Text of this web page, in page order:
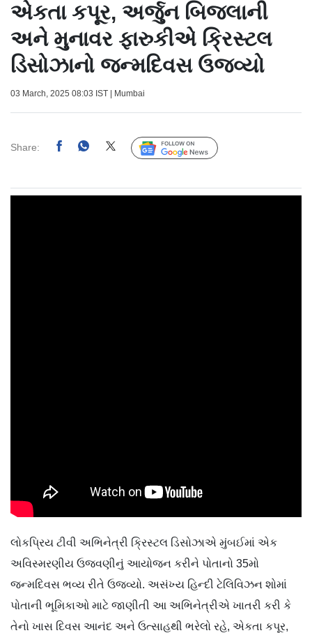
એકતા કપૂર, અર્જુન બિજલાની
અને મુનાવર ફારુકીએ ક્રિસ્ટલ
ડિસોઝાનો જન્મદિવસ ઉજવ્યો
03 March, 2025 08:03 IST | Mumbai
Share: Follow Us
લોકપ્રિય ટીવી અભિનેત્રી ક્રિસ્ટલ ડિસોઝાએ મુંબઈમાં એક
અવિસ્મરણીય ઉજવણીનું આયોજન કરીને પોતાનો 35મો
જન્મદિવસ ભવ્ય રીતે ઉજવ્યો. અસંખ્ય હિન્દી ટેલિવિઝન શોમાં
પોતાની ભૂમિકાઓ માટે જાણીતી આ અભિનેત્રીએ ખાતરી કરી કે
તેનો ખાસ દિવસ આનંદ અને ઉત્સાહથી ભરેલો રહે, એકતા કપૂર,